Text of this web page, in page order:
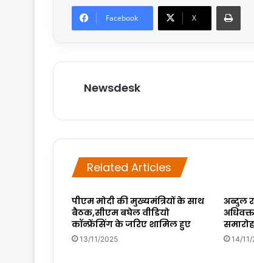
Facebook X
Newsdesk
Related Articles
पीएम मोदी की मुख्यमंत्रियों के साथ
बैठक,सीएम बघेल वीडियो
कॉन्फ्रेंसिंग के जरिए शामिल हुए
13/11/2025
अब्दुल
समारोह
14/